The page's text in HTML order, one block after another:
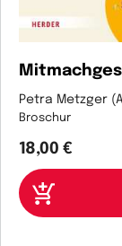
Petra Metzger
Broschur
18,00 €